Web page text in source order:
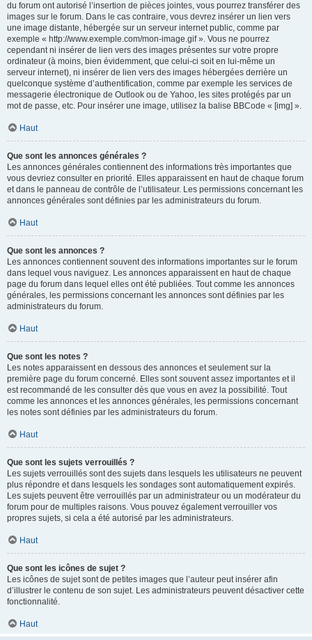
du forum ont autorisé l’insertion de pièces jointes, vous pourrez transférer des
images sur le forum. Dans le cas contraire, vous devrez insérer un lien vers
une image distante, hébergée sur un serveur internet public, comme par
exemple « http://www.exemple.com/mon-image.gif ». Vous ne pourrez
cependant ni insérer de lien vers des images présentes sur votre propre
ordinateur (à moins, bien évidemment, que celui-ci soit en lui-même un
serveur internet), ni insérer de lien vers des images hébergées derrière un
quelconque système d’authentification, comme par exemple les services de
messagerie électronique de Outlook ou de Yahoo, les sites protégés par un
mot de passe, etc. Pour insérer une image, utilisez la balise BBCode « [img] ».
Haut
Que sont les annonces générales ?
Les annonces générales contiennent des informations très importantes que
vous devriez consulter en priorité. Elles apparaissent en haut de chaque forum
et dans le panneau de contrôle de l’utilisateur. Les permissions concernant les
annonces générales sont définies par les administrateurs du forum.
Haut
Que sont les annonces ?
Les annonces contiennent souvent des informations importantes sur le forum
dans lequel vous naviguez. Les annonces apparaissent en haut de chaque
page du forum dans lequel elles ont été publiées. Tout comme les annonces
générales, les permissions concernant les annonces sont définies par les
administrateurs du forum.
Haut
Que sont les notes ?
Les notes apparaissent en dessous des annonces et seulement sur la
première page du forum concerné. Elles sont souvent assez importantes et il
est recommandé de les consulter dès que vous en avez la possibilité. Tout
comme les annonces et les annonces générales, les permissions concernant
les notes sont définies par les administrateurs du forum.
Haut
Que sont les sujets verrouillés ?
Les sujets verrouillés sont des sujets dans lesquels les utilisateurs ne peuvent
plus répondre et dans lesquels les sondages sont automatiquement expirés.
Les sujets peuvent être verrouillés par un administrateur ou un modérateur du
forum pour de multiples raisons. Vous pouvez également verrouiller vos
propres sujets, si cela a été autorisé par les administrateurs.
Haut
Que sont les icônes de sujet ?
Les icônes de sujet sont de petites images que l’auteur peut insérer afin
d’illustrer le contenu de son sujet. Les administrateurs peuvent désactiver cette
fonctionnalité.
Haut